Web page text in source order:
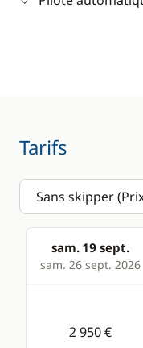
Tarifs
sam. 19 sept.
sam. 26 sept. 2026
2 950 €